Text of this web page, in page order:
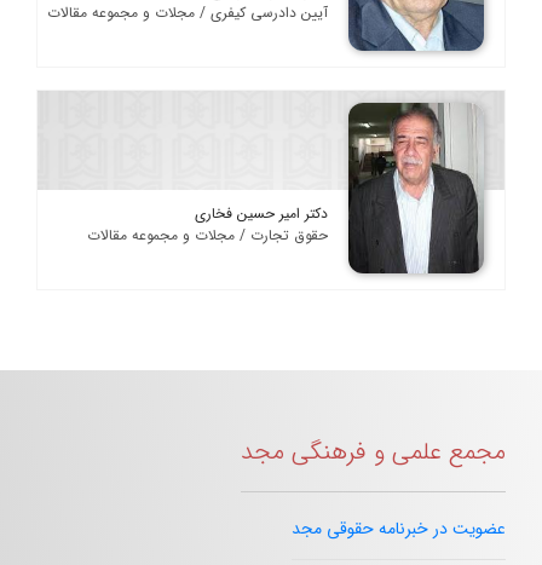
آیین دادرسی کیفری / مجلات و مجموعه مقالات
دکتر امیر حسین فخاری
حقوق تجارت / مجلات و مجموعه مقالات
مجمع علمی و فرهنگی مجد
عضویت در خبرنامه حقوقی مجد